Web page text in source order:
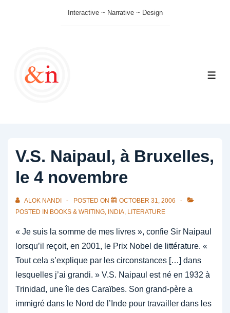
Interactive ~ Narrative ~ Design
V.S. Naipaul, à Bruxelles,
le 4 novembre
ALOK NANDI POSTED ON
OCTOBER 31, 2006
POSTED IN BOOKS & WRITING, INDIA, LITERATURE
« Je suis la somme de mes livres », confie Sir Naipaul
lorsqu’il reçoit, en 2001, le Prix Nobel de littérature. «
Tout cela s’explique par les circonstances […] dans
lesquelles j’ai grandi. » V.S. Naipaul est né en 1932 à
Trinidad, une île des Caraïbes. Son grand-père a
immigré dans le Nord de l’Inde pour travailler dans les